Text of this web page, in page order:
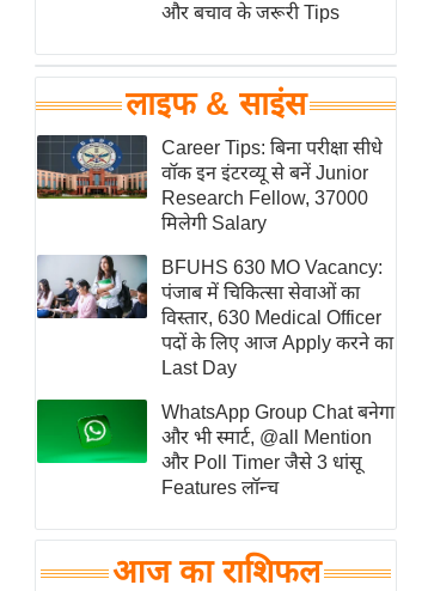
टेक्नॉलॉजी
ब्यूटी/फैशन
घरेलू नुस्खे
पर्यटन स्थल
फिटनेस मंत्रा
रिलेशनशिप
विश्लेषण
समसामयिक
मातृभूमि
स्तंभ
एम.
आर.
चाय पर
समीक्षा
और बचाव के जरूरी Tips
लाइफ & साइंस
Career Tips: बिना परीक्षा सीधे
वॉक इन इंटरव्यू से बनें Junior
Research Fellow, 37000
मिलेगी Salary
BFUHS 630 MO Vacancy:
पंजाब में चिकित्सा सेवाओं का
विस्तार, 630 Medical Officer
पदों के लिए आज Apply करने का
Last Day
WhatsApp Group Chat बनेगा
और भी स्मार्ट, @all Mention
और Poll Timer जैसे 3 धांसू
Features लॉन्च
आज का राशिफल